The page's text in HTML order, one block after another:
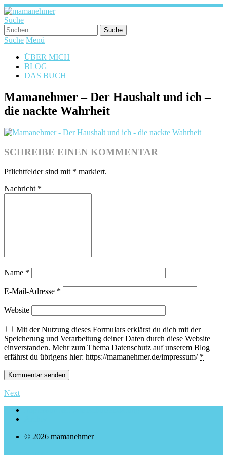
Suche
Suche Menü
ÜBER MICH
BLOG
DAS BUCH
Mamanehmer – Der Haushalt und ich –
die nackte Wahrheit
SCHREIBE EINEN KOMMENTAR
Pflichtfelder sind mit * markiert.
Nachricht *
Name *
E-Mail-Adresse *
Website
Mit der Nutzung dieses Formulars erklärst du dich mit der
Speicherung und Verarbeitung deiner Daten durch diese Website
einverstanden. Mehr zum Thema Datenschutz auf unserem Blog
erfährst du übrigens hier: https://mamanehmer.de/impressum/ *
Next
© 2026 mamanehmer